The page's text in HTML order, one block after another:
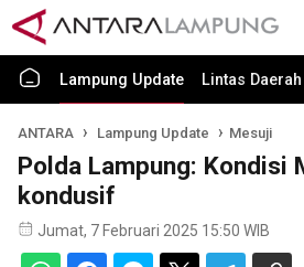
Lampung Update Lintas Daerah
ANTARA Lampung Update Mesuji
Polda Lampung: Kondisi
kondusif
Jumat, 7 Februari 2025 15:50 WIB